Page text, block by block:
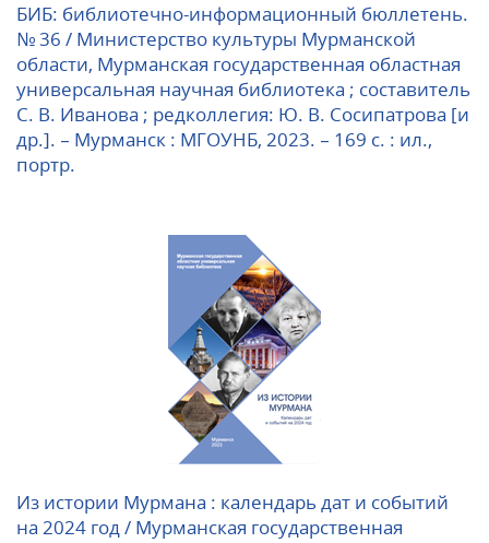
БИБ: библиотечно-информационный бюллетень.
№ 36 / Министерство культуры Мурманской
области, Мурманская государственная областная
универсальная научная библиотека ; составитель
С. В. Иванова ; редколлегия: Ю. В. Сосипатрова [и
др.]. – Мурманск : МГОУНБ, 2023. – 169 с. : ил.,
портр.
Из истории Мурмана : календарь дат и событий
на 2024 год / Мурманская государственная